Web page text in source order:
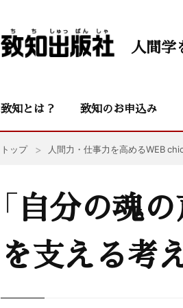
人間学
致知とは？ 致知のお申込み
トップ 人間力・仕事力を高めるWEB
「自分の魂
を支える考